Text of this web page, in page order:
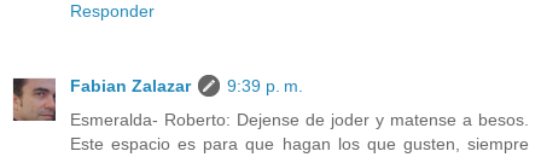
Responder
Fabian Zalazar
9:39 p. m.
Esmeralda- Roberto: Dejense de joder y matense a besos.
Este espacio es para que hagan los que gusten, siempre